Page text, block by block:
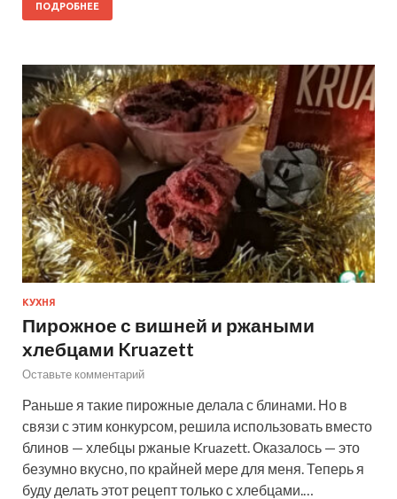
ПОДРОБНЕЕ
КУХНЯ
Пирожное с вишней и ржаными
хлебцами Kruazett
Оставьте комментарий
Раньше я такие пирожные делала с блинами. Но в
связи с этим конкурсом, решила использовать вместо
блинов — хлебцы ржаные Kruazett. Оказалось — это
безумно вкусно, по крайней мере для меня. Теперь я
буду делать этот рецепт только с хлебцами.…